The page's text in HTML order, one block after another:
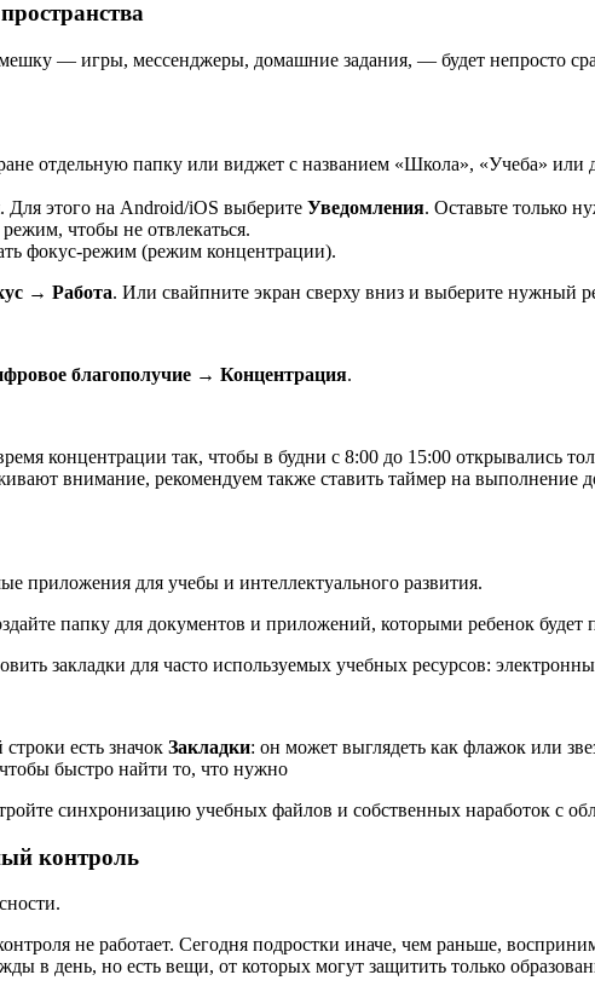
— игры, мессенджеры, домашние задания, — будет непросто
отдельную папку или виджет с названием «Школа», «Учеба»
Для этого на Android/iOS выберите Уведомления. Оставьте только
чтобы не отвлекаться.
фокус-режим (режим концентрации).
→ Работа. Или свайпните экран сверху вниз и выберите нужный
благополучие → Концентрация.
концентрации так, чтобы в будни с 8:00 до 15:00 открывались
внимание, рекомендуем также ставить таймер на
приложения для учебы и интеллектуального развития.
папку для документов и приложений, которыми ребенок будет
закладки для часто используемых учебных ресурсов:
есть значок Закладки: он может выглядеть как флажок или
быстро найти то, что нужно
синхронизацию учебных файлов и собственных наработок с
контроль
не работает. Сегодня подростки иначе, чем раньше,
в день, но есть вещи, от которых могут защитить только